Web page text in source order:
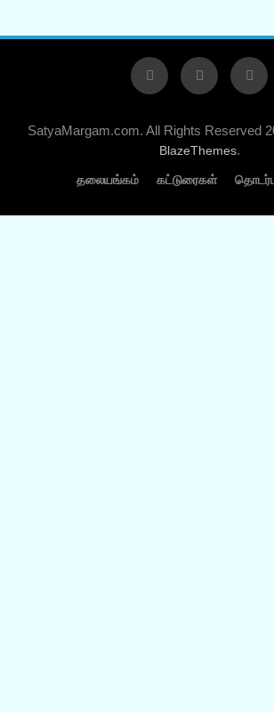
SatyaMargam.com. All Rights Reserved
BlazeThemes.
தலையங்கம் கட்டுரைகள்